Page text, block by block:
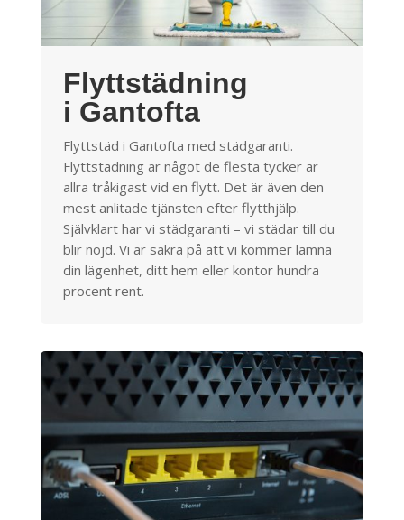
Flyttstädning
i Gantofta
Flyttstäd i Gantofta med städgaranti.
Flyttstädning är något de flesta tycker är
allra tråkigast vid en flytt. Det är även den
mest anlitade tjänsten efter flytthjälp.
Självklart har vi städgaranti – vi städar till du
blir nöjd. Vi är säkra på att vi kommer lämna
din lägenhet, ditt hem eller kontor hundra
procent rent.